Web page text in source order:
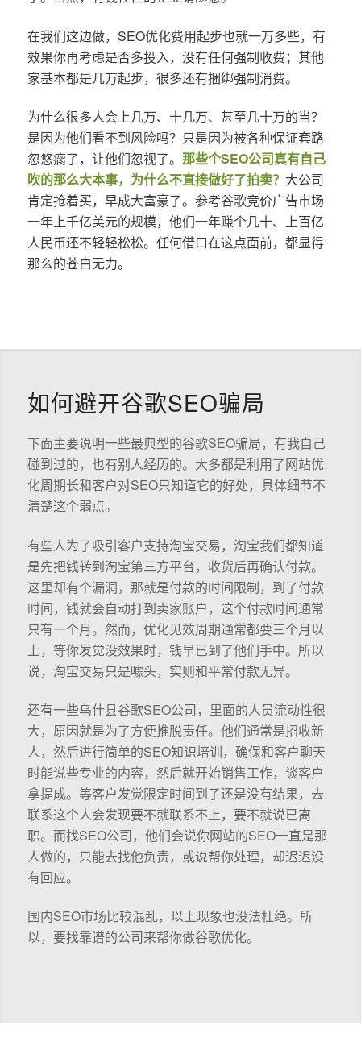
在我们这边做，SEO优化费用起步也就一万多些，有
效果你再考虑是否多投入，没有任何强制收费；其他
家基本都是几万起步，很多还有捆绑强制消费。
为什么很多人会上几万、十几万、甚至几十万的当？
是因为他们看不到风险吗？只是因为被各种保证套路
忽悠瘸了，让他们忽视了。 那些个SEO公司真有自己
吹的那么大本事，为什么不直接做好了拍卖？ 大公司
肯定抢着买，早成大富豪了。参考谷歌竞价广告市场
一年上千亿美元的规模，他们一年赚个几十、上百亿
人民币还不轻轻松松。任何借口在这点面前，都显得
那么的苍白无力。
如何避开谷歌SEO骗局
下面主要说明一些最典型的谷歌SEO骗局，有我自己
碰到过的，也有别人经历的。大多都是利用了网站优
化周期长和客户对SEO只知道它的好处，具体细节不
清楚这个弱点。
有些人为了吸引客户支持淘宝交易，淘宝我们都知道
是先把钱转到淘宝第三方平台，收货后再确认付款。
这里却有个漏洞，那就是付款的时间限制，到了付款
时间，钱就会自动打到卖家账户，这个付款时间通常
只有一个月。然而，优化见效周期通常都要三个月以
上，等你发觉没效果时，钱早已到了他们手中。所以
说，淘宝交易只是噱头，实则和平常付款无异。
还有一些乌什县谷歌SEO公司，里面的人员流动性很
大，原因就是为了方便推脱责任。他们通常是招收新
人，然后进行简单的SEO知识培训，确保和客户聊天
时能说些专业的内容，然后就开始销售工作，谈客户
拿提成。等客户发觉限定时间到了还是没有结果，去
联系这个人会发现要不就联系不上，要不就说已离
职。而找SEO公司，他们会说你网站的SEO一直是那
人做的，只能去找他负责，或说帮你处理，却迟迟没
有回应。
国内SEO市场比较混乱，以上现象也没法杜绝。所
以，要找靠谱的公司来帮你做谷歌优化。